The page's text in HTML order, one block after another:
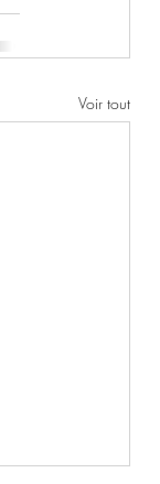
Voir tout